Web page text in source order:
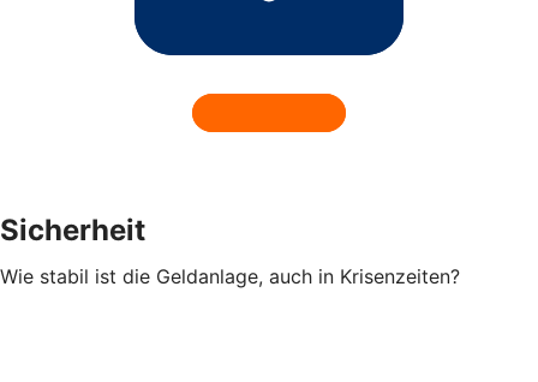
Sicherheit
Wie stabil ist die Geldanlage, auch in Krisenzeiten?